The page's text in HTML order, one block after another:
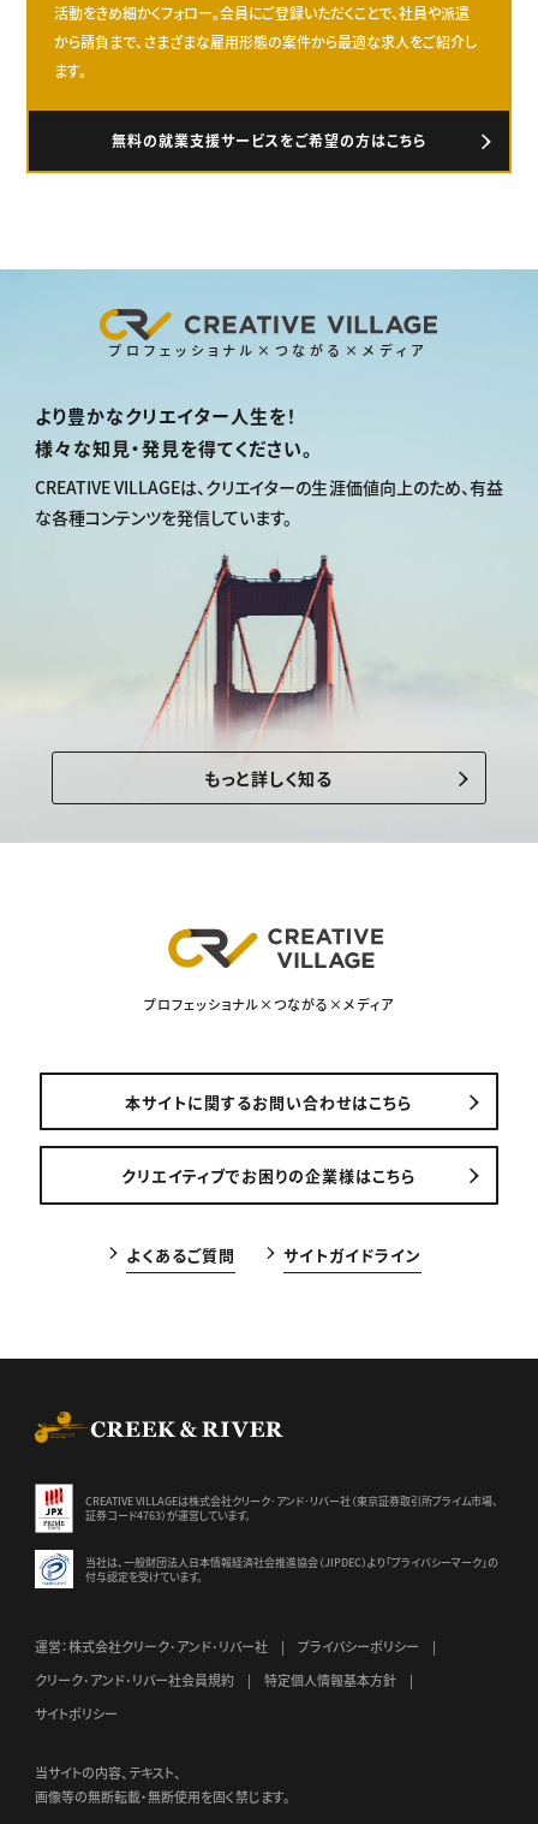
活動をきめ細かくフォロー。会員にご登録いただくことで、社員や派遣
から請負まで、さまざまな雇用形態の案件から最適な求人をご紹介し
ます。
無料の就業支援サービスをご希望の方はこちら
プロフェッショナル×つながる×メディア
より豊かなクリエイター人生を！
様々な知見・発見を得てください。
CREATIVE VILLAGEは、クリエイターの生涯価値向上のため、有益
な各種コンテンツを発信しています。
もっと詳しく知る
プロフェッショナル×つながる×メディア
本サイトに関するお問い合わせはこちら
クリエイティブでお困りの企業様はこちら
よくあるご質問 サイトガイドライン
CREATIVE VILLAGEは株式会社クリーク･アンド･リバー社（東京証券取引所プライム市場、
証券コード4763）が運営しています。
当社は、一般財団法人日本情報経済社会推進協会（JIPDEC）より 「プライバシーマーク」の
付与認定を受けています。
運営：株式会社クリーク･アンド･リバー社
プライバシーポリシー
クリーク･アンド･リバー社会員規約
特定個人情報基本方針
サイトポリシー
当サイトの内容、テキスト、
画像等の無断転載・無断使用を固く禁じます。